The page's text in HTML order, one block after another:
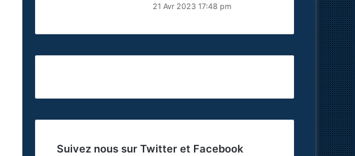
21 Avr 2023 17:48 pm
Suivez nous sur Twitter et Facebook